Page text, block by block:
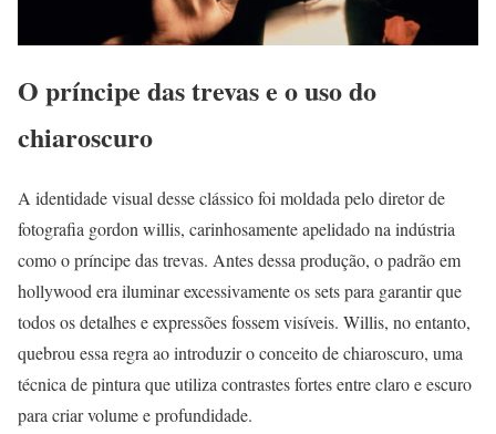
O príncipe das trevas e o uso do
chiaroscuro
A identidade visual desse clássico foi moldada pelo diretor de
fotografia gordon willis, carinhosamente apelidado na indústria
como o príncipe das trevas. Antes dessa produção, o padrão em
hollywood era iluminar excessivamente os sets para garantir que
todos os detalhes e expressões fossem visíveis. Willis, no entanto,
quebrou essa regra ao introduzir o conceito de chiaroscuro, uma
técnica de pintura que utiliza contrastes fortes entre claro e escuro
para criar volume e profundidade.